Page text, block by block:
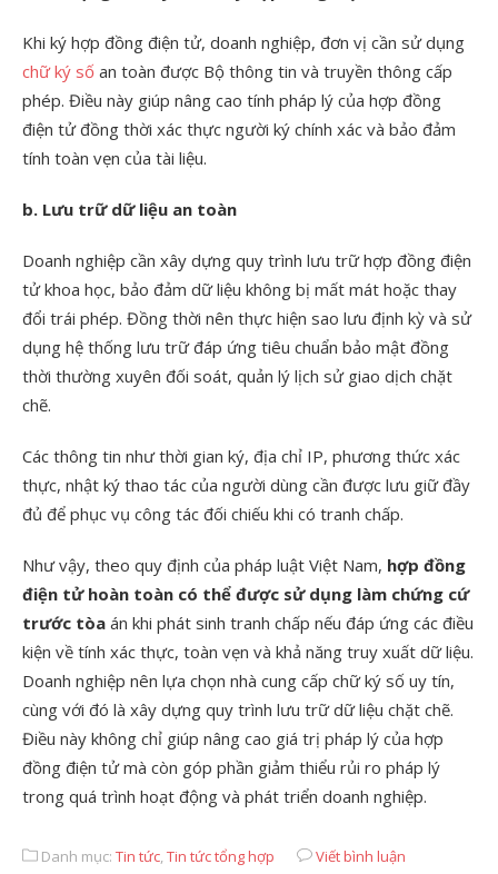
Khi ký hợp đồng điện tử, doanh nghiệp, đơn vị cần sử dụng
chữ ký số an toàn được Bộ thông tin và truyền thông cấp
phép. Điều này giúp nâng cao tính pháp lý của hợp đồng
điện tử đồng thời xác thực người ký chính xác và bảo đảm
tính toàn vẹn của tài liệu.
b. Lưu trữ dữ liệu an toàn
Doanh nghiệp cần xây dựng quy trình lưu trữ hợp đồng điện
tử khoa học, bảo đảm dữ liệu không bị mất mát hoặc thay
đổi trái phép. Đồng thời nên thực hiện sao lưu định kỳ và sử
dụng hệ thống lưu trữ đáp ứng tiêu chuẩn bảo mật đồng
thời thường xuyên đối soát, quản lý lịch sử giao dịch chặt
chẽ.
Các thông tin như thời gian ký, địa chỉ IP, phương thức xác
thực, nhật ký thao tác của người dùng cần được lưu giữ đầy
đủ để phục vụ công tác đối chiếu khi có tranh chấp.
Như vậy, theo quy định của pháp luật Việt Nam, hợp đồng
điện tử hoàn toàn có thể được sử dụng làm chứng cứ
trước tòa án khi phát sinh tranh chấp nếu đáp ứng các điều
kiện về tính xác thực, toàn vẹn và khả năng truy xuất dữ liệu.
Doanh nghiệp nên lựa chọn nhà cung cấp chữ ký số uy tín,
cùng với đó là xây dựng quy trình lưu trữ dữ liệu chặt chẽ.
Điều này không chỉ giúp nâng cao giá trị pháp lý của hợp
đồng điện tử mà còn góp phần giảm thiểu rủi ro pháp lý
trong quá trình hoạt động và phát triển doanh nghiệp.
Danh mục: Tin tức,Tin tức tổng hợp Viết bình luận